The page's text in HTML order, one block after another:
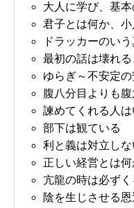
大人に学び、基
君子とは何か、
ドラッカーのい
最初の話は壊れ
ゆらぎ～不安定の
腹八分目よりも
諫めてくれる人
部下は観ている
利と義は対立しな
正しい経営とは
亢龍の時は必ずく
陰を生じさせる